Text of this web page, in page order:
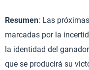
Resumen: Las
marcadas por la
la identidad del
que se producirá su